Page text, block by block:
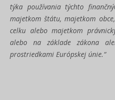
týka používania týchto
majetkom štátu, majetkom
celku alebo majetkom
alebo na základe zákona
prostriedkami Európskej únie.“